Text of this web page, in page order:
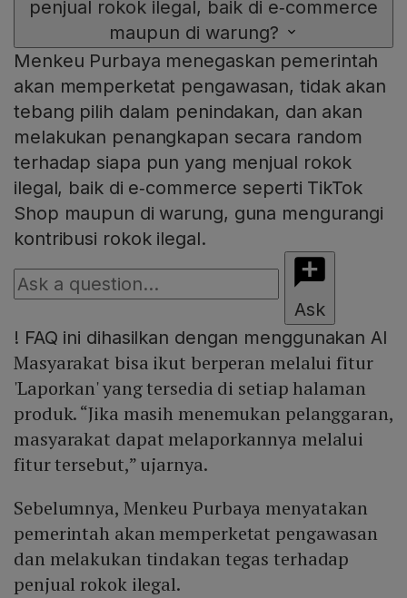
penjual rokok ilegal, baik di e‑commerce
maupun di warung?
Menkeu Purbaya menegaskan pemerintah
akan memperketat pengawasan, tidak akan
tebang pilih dalam penindakan, dan akan
melakukan penangkapan secara random
terhadap siapa pun yang menjual rokok
ilegal, baik di e‑commerce seperti TikTok
Shop maupun di warung, guna mengurangi
kontribusi rokok ilegal.
Ask
! FAQ ini dihasilkan dengan menggunakan AI
Masyarakat bisa ikut berperan melalui fitur
'Laporkan' yang tersedia di setiap halaman
produk. “Jika masih menemukan pelanggaran,
masyarakat dapat melaporkannya melalui
fitur tersebut,” ujarnya.
Sebelumnya, Menkeu Purbaya menyatakan
pemerintah akan memperketat pengawasan
dan melakukan tindakan tegas terhadap
penjual rokok ilegal.